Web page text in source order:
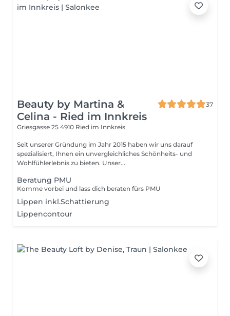
Beauty by Martina &
Celina - Ried im Innkreis
37
Griesgasse 25 4910 Ried im Innkreis
Seit unserer Gründung im Jahr 2015 haben wir uns darauf
spezialisiert, Ihnen ein unvergleichliches Schönheits- und
Wohlfühlerlebnis zu bieten. Unser...
Beratung PMU
Komme vorbei und lass dich beraten fürs PMU
Lippen inkl.Schattierung
Lippencontour